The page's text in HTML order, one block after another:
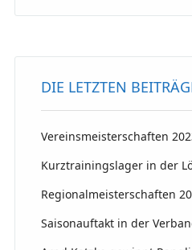
DIE LETZTEN
Vereinsmeisterschaften
Kurztrainingslager in der
Regionalmeisterschaften
Saisonauftakt in der